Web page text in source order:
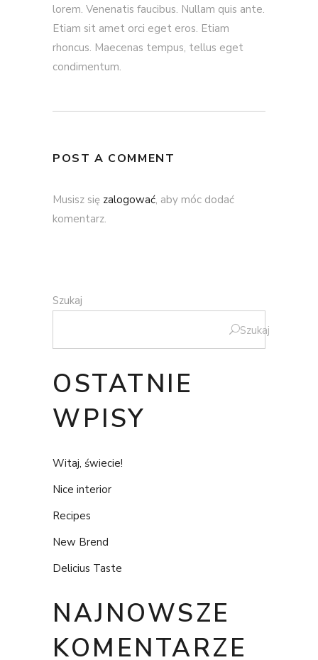
lorem. Venenatis faucibus. Nullam quis ante.
Etiam sit amet orci eget eros. Etiam
rhoncus. Maecenas tempus, tellus eget
condimentum.
POST A COMMENT
Musisz się zalogować, aby móc dodać
komentarz.
Szukaj
Szukaj
OSTATNIE
WPISY
Witaj, świecie!
Nice interior
Recipes
New Brend
Delicius Taste
NAJNOWSZE
KOMENTARZE